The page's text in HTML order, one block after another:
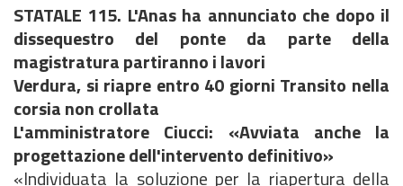
STATALE 115. L'Anas ha annunciato che dopo il
dissequestro del ponte da parte della
magistratura partiranno i lavori
Verdura, si riapre entro 40 giorni Transito nella
corsia non crollata
L'amministratore Ciucci: «Avviata anche la
progettazione dell'intervento definitivo»
«Individuata la soluzione per la riapertura della